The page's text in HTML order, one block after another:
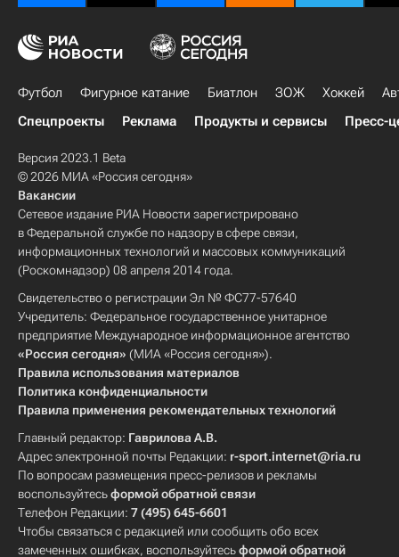
Футбол Фигурное катание Биатлон ЗОЖ Хоккей
Спецпроекты
Реклама Продукты и сервисы Пресс-
Версия 2023.1 Beta
© 2026 МИА «Россия сегодня»
Вакансии
Сетевое издание РИА Новости зарегистрировано
в Федеральной службе по надзору в сфере связи,
информационных технологий и массовых коммуникаций
(Роскомнадзор) 08 апреля 2014 года.
Свидетельство о регистрации Эл № ФС77-57640
Учредитель: Федеральное государственное унитарное
предприятие Международное информационное агентство
«Россия сегодня» (МИА «Россия сегодня»).
Правила использования материалов
Политика конфиденциальности
Правила применения рекомендательных технологий
Главный редактор: Гаврилова А.В.
Адрес электронной почты Редакции: r-sport.internet@ria.ru
По вопросам размещения пресс-релизов и рекламы
воспользуйтесьформой обратной связи
Телефон Редакции: 7 (495) 645-6601
Чтобы связаться с редакцией или сообщить обо всех
замеченных ошибках, воспользуйтесьформой обратной